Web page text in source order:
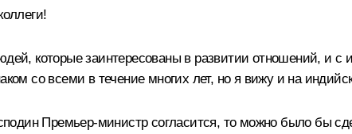
которые заинтересованы в развитии отношений, и
со всеми в течение многих лет, но я вижу и на
Премьер-министр согласится, то можно было бы